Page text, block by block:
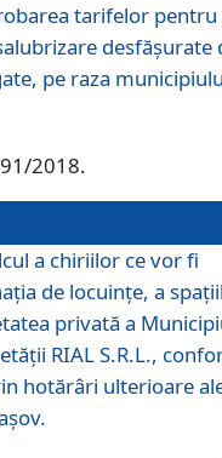
tarifelor pentru
desfăşurate
pe raza
2018.
a chiriilor ce vor fi
de locuinţe, a
privată a
RIAL S.R.L.,
hotărâri ulterioare